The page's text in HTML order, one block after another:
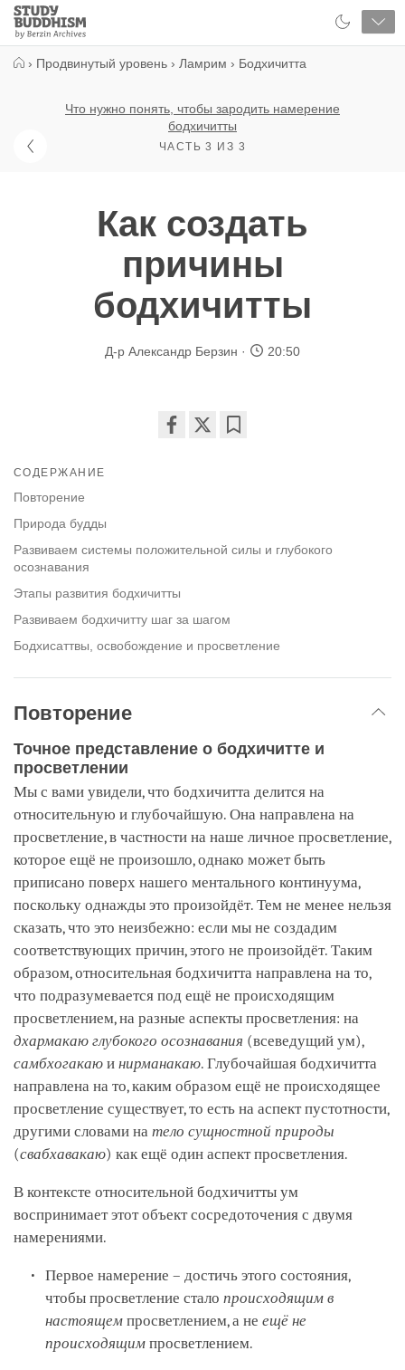
Close
Study
Buddhism
› Продвинутый уровень › Ламрим › Бодхичитта
Что нужно понять, чтобы зародить намерение
бодхичитты
ЧАСТЬ 3 ИЗ 3
Как создать
причины
бодхичитты
Д-р Александр Берзин 20:50
СОДЕРЖАНИЕ
Повторение
Природа будды
Развиваем системы положительной силы и глубокого
осознавания
Этапы развития бодхичитты
Развиваем бодхичитту шаг за шагом
Бодхисаттвы, освобождение и просветление
Повторение
Точное представление о бодхичитте и
просветлении
Мы с вами увидели, что бодхичитта делится на
относительную и глубочайшую. Она направлена на
просветление, в частности на наше личное просветление,
которое ещё не произошло, однако может быть
приписано поверх нашего ментального континуума,
поскольку однажды это произойдёт. Тем не менее нельзя
сказать, что это неизбежно: если мы не создадим
соответствующих причин, этого не произойдёт. Таким
образом, относительная бодхичитта направлена на то,
что подразумевается под ещё не происходящим
просветлением, на разные аспекты просветления: на
дхармакаю глубокого осознавания (всеведущий ум),
самбхогакаю и нирманакаю. Глубочайшая бодхичитта
направлена на то, каким образом ещё не происходящее
просветление существует, то есть на аспект пустотности,
другими словами на тело сущностной природы
(свабхавакаю) как ещё один аспект просветления.
В контексте относительной бодхичитты ум
воспринимает этот объект сосредоточения с двумя
намерениями.
Первое намерение – достичь этого состояния,
чтобы просветление сталопроисходящим в
настоящем просветлением, а неещё не
происходящим просветлением.